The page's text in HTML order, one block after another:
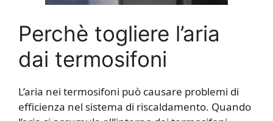
Perchè togliere l’aria
dai termosifoni
L’aria nei termosifoni può causare problemi di
efficienza nel sistema di riscaldamento. Quando